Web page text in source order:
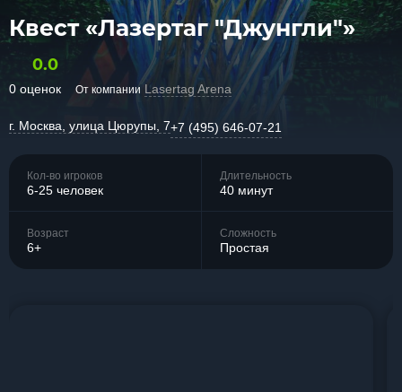
Квест «Лазертаг "Джунгли"»
0.0
0 оценок От компании Lasertag Arena
г. Москва, улица Цюрупы, 7+7 (495) 646-07-21
Кол-во игроков
6-25 человек
Длительность
40 минут
Возраст
6+
Сложность
Простая